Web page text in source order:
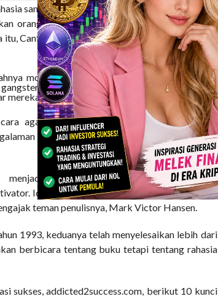
sang penulis. Inilah kunci sukses Jack Canfield,
orang lain. Dia mulai menganalisa anak ketika
Canfield merupakan guru mengajar anak- anak
motivasi anak didik, kebanyakan anak kulit
Tidakk mau menyerah mengajar, Canfield
mereka tetap belajar.
agar mereka setidaknya termotivasi untuk
menjadi guru merupakan jalan pertama
seorang pembicara, mengajak dan
Ide tantang buku berseri “Chicken Soup for
teman penulisnya, Mark Victor Hansen.
1993, keduanya telah menyelesaikan lebih dari
berbicara tentang buku tetapi tentang rahasia
sukses, addicted2success.com, berikut 10 kunci